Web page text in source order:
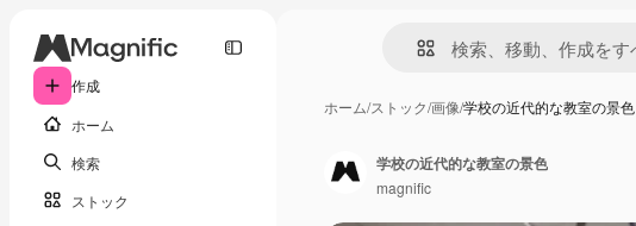
作成
ホーム
検索
ストック
ホーム/ストック/画像/学校の近代的な教室の景色
学校の近代的な教室の景色
magnific